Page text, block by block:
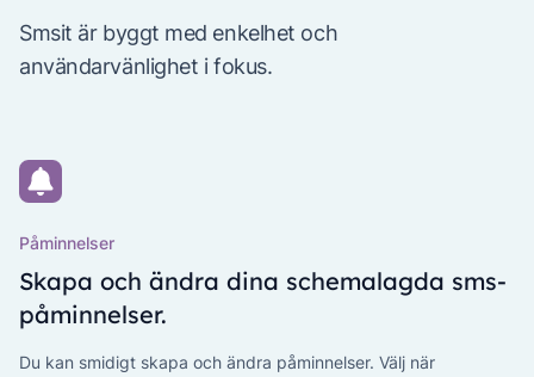
Smsit är byggt med enkelhet och
användarvänlighet i fokus.
Påminnelser
Skapa och ändra dina schemalagda sms-
påminnelser.
Du kan smidigt skapa och ändra påminnelser. Välj när